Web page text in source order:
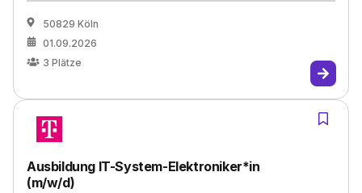
50829 Köln
01.09.2026
3 Plätze
Ausbildung IT-System-Elektroniker*in
(m/w/d)